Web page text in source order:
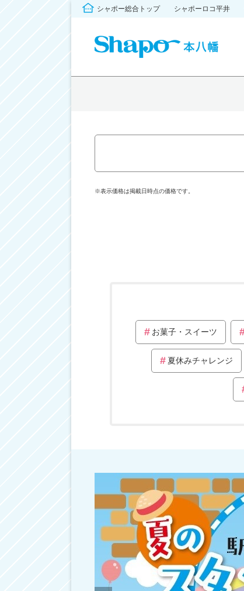
シャポー総合トップ シャポーロコ平井
※表示価格は掲載日時点の価格です。
お菓子・スイーツ
夏休みチャレンジ